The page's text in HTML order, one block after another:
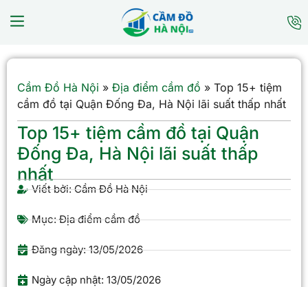
Cầm Đồ Hà Nội » Địa điểm cầm đồ » Top 15+ tiệm
cầm đồ tại Quận Đống Đa, Hà Nội lãi suất thấp nhất
Top 15+ tiệm cầm đồ tại Quận
Đống Đa, Hà Nội lãi suất thấp
nhất
Viết bởi:Cầm Đồ Hà Nội
Mục: Địa điểm cầm đồ
Đăng ngày: 13/05/2026
Ngày cập nhật: 13/05/2026